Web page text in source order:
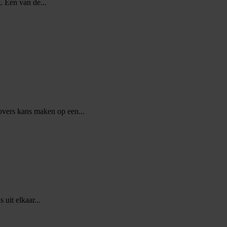
Eén van de...
kans maken op een...
uit elkaar...